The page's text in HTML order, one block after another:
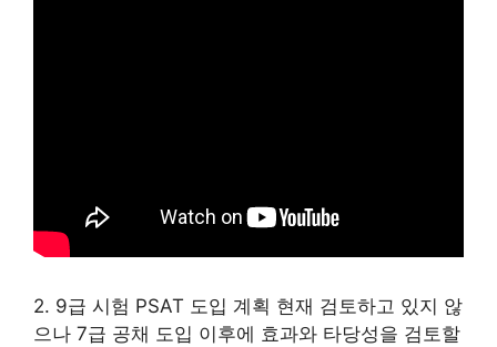
2. 9급 시험 PSAT 도입 계획 현재 검토하고 있지 않
으나 7급 공채 도입 이후에 효과와 타당성을 검토할